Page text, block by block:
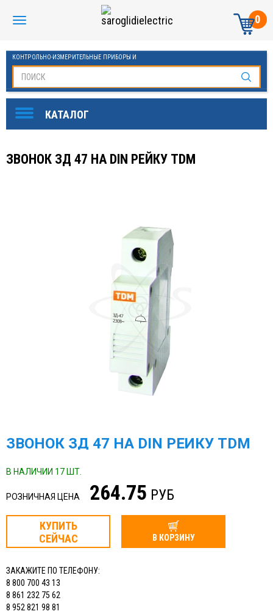
0
КОНТРОЛЬНО-ИЗМЕРИТЕЛЬНЫЕ ПРИБОРЫ И
ЗВОНОК ЗД 47 НА DIN РЕЙКУ TDM
ЗВОНОК ЗД 47 НА DIN РЕЙКУ TDM
В НАЛИЧИИ 17 ШТ.
РОЗНИЧНАЯ ЦЕНА 264.75 РУБ
КУПИТЬ
СЕЙЧАС
В КОРЗИНУ
ЗАКАЖИТЕ ПО ТЕЛЕФОНУ:
8 800 700 43 13
8 861 232 75 62
8 952 821 98 81